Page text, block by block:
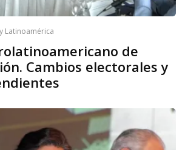
Latinoamérica
de
Cambios electorales y